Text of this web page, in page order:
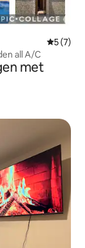
5 (7)
9 bedden all A/C
met